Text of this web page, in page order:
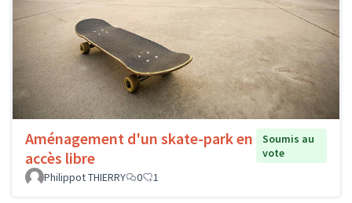
Aménagement d'un skate-park en
accès libre
Soumis au
vote
Philippot THIERRY
0 1